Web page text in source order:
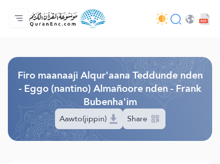
Jaɓɓorgo
Loowdi firooji ɗi
Audio
Golleeji topayɓe ( heyɗintinooɓe) ɓen - API
Fii eɓɓoore nde
Humpo'ndir e amen
Ɗemngal
Firo maanaaji Alqur'aana Teddunde nden
- Eggo (nantino) Almañoore nden - Frank
Bubenha'im
Aawto(jippin) Share